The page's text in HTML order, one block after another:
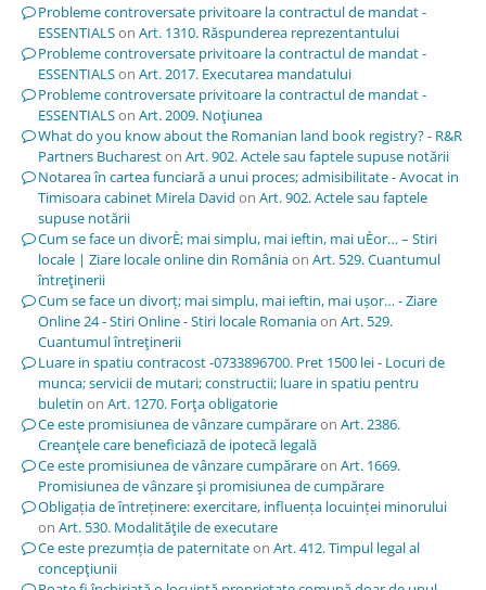
Probleme controversate privitoare la contractul de mandat -
ESSENTIALSon Art. 1310. Răspunderea reprezentantului
Probleme controversate privitoare la contractul de mandat -
ESSENTIALSon Art. 2017. Executarea mandatului
Probleme controversate privitoare la contractul de mandat -
ESSENTIALSon Art. 2009. Noţiunea
What do you know about the Romanian land book registry? - R&R
Partners Buchareston Art. 902. Actele sau faptele supuse notării
Notarea în cartea funciară a unui proces; admisibilitate - Avocat in
Timisoara cabinet Mirela David on Art. 902. Actele sau faptele
supuse notării
Cum se face un divorÈ; mai simplu, mai ieftin, mai uÈor… – Stiri
locale | Ziare locale online din Româniaon Art. 529. Cuantumul
întreţinerii
Cum se face un divorț; mai simplu, mai ieftin, mai ușor… - Ziare
Online 24 - Stiri Online - Stiri locale Romaniaon Art. 529.
Cuantumul întreţinerii
Luare in spatiu contracost -0733896700. Pret 1500 lei - Locuri de
munca; servicii de mutari; constructii; luare in spatiu pentru
buletin on Art. 1270. Forţa obligatorie
Ce este promisiunea de vânzare cumpărareon Art. 2386.
Creanţele care beneficiază de ipotecă legală
Ce este promisiunea de vânzare cumpărareon Art. 1669.
Promisiunea de vânzare şi promisiunea de cumpărare
Obligația de întreținere: exercitare, influența locuinței minorului
on Art. 530. Modalităţile de executare
Ce este prezumția de paternitateon Art. 412. Timpul legal al
concepţiunii